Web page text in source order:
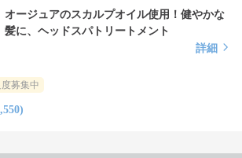
オージュアのスカルプオイル使用！健やかな
髪に、ヘッドスパトリートメント
詳細
募集中